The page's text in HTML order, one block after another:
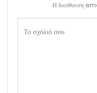
Η διεύθυνση